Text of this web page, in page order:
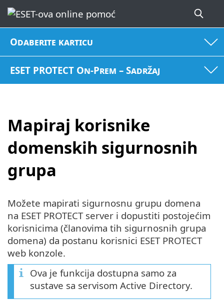
Odaberite karticu
ESET PROTECT On-Prem – Sadržaj
Mapiraj korisnike
domenskih sigurnosnih
grupa
Možete mapirati sigurnosnu grupu domena
na ESET PROTECT server i dopustiti postojećim
korisnicima (članovima tih sigurnosnih grupa
domena) da postanu korisnici ESET PROTECT
web konzole.
Ova je funkcija dostupna samo za
sustave sa servisom Active Directory.